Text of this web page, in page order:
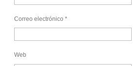
Correo electrónico *
Web